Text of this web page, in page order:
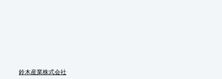
鈴木産業株式会社